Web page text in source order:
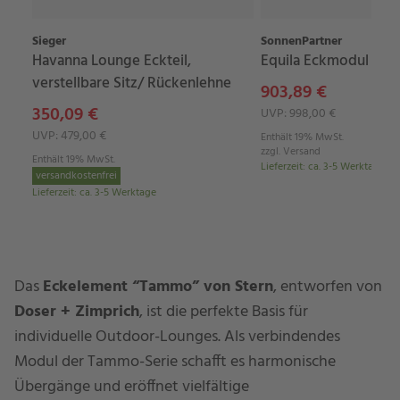
Sieger
Havanna Lounge Eckteil,
verstellbare Sitz/ Rückenlehne
350,09 €
UVP: 479,00 €
Enthält 19% MwSt.
versandkostenfrei
Lieferzeit: ca. 3-5 Werktage
SonnenPartner
Equila Eckmodul
903,89 €
UVP: 998,00 €
Enthält 19% MwSt.
zzgl. Versand
Lieferzeit: ca. 3-5 Werktage
DasEckelement “Tammo” von Stern, entworfen von
Doser + Zimprich, ist die perfekte Basis für
individuelle Outdoor-Lounges. Als verbindendes
Modul der Tammo-Serie schafft es harmonische
Übergänge und eröffnet vielfältige